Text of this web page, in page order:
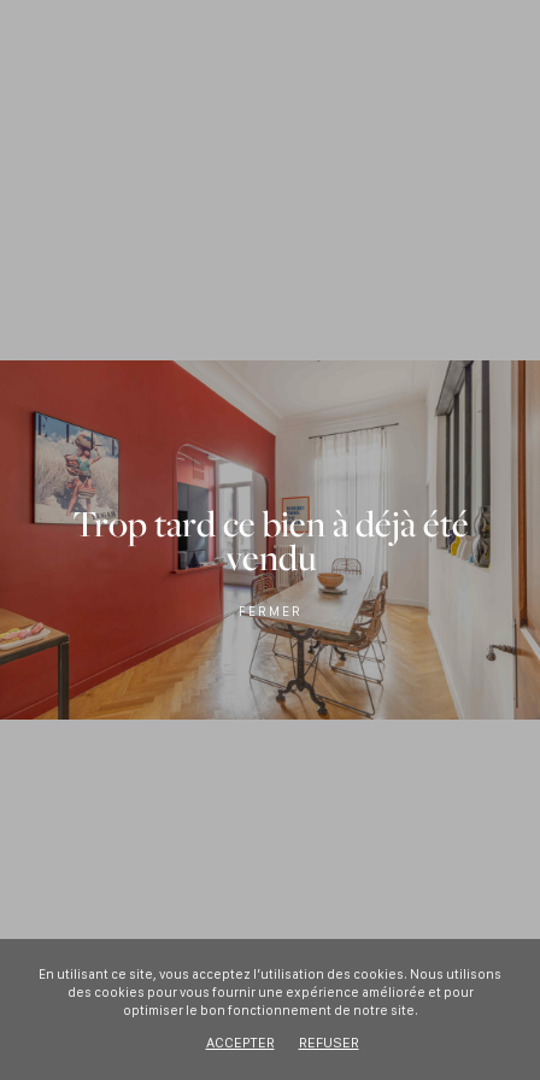
Trop tard ce bien à déjà été
vendu
FERMER
© 2026, Home & Sea
En utilisant ce site, vous acceptez l’utilisation des cookies. Nous utilisons
des cookies pour vous fournir une expérience améliorée et pour
optimiser le bon fonctionnement de notre site.
REFUSER
ACCEPTER